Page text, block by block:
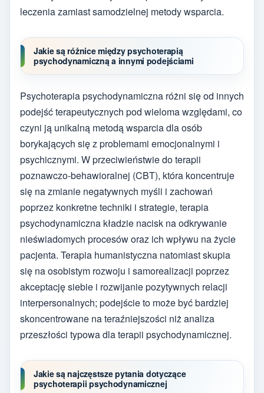
leczenia zamiast samodzielnej metody wsparcia.
Jakie są różnice między psychoterapią
psychodynamiczną a innymi podejściami
Psychoterapia psychodynamiczna różni się od innych
podejść terapeutycznych pod wieloma względami, co
czyni ją unikalną metodą wsparcia dla osób
borykających się z problemami emocjonalnymi i
psychicznymi. W przeciwieństwie do terapii
poznawczo-behawioralnej (CBT), która koncentruje
się na zmianie negatywnych myśli i zachowań
poprzez konkretne techniki i strategie, terapia
psychodynamiczna kładzie nacisk na odkrywanie
nieświadomych procesów oraz ich wpływu na życie
pacjenta. Terapia humanistyczna natomiast skupia
się na osobistym rozwoju i samorealizacji poprzez
akceptację siebie i rozwijanie pozytywnych relacji
interpersonalnych; podejście to może być bardziej
skoncentrowane na teraźniejszości niż analiza
przeszłości typowa dla terapii psychodynamicznej.
Jakie są najczęstsze pytania dotyczące
psychoterapii psychodynamicznej